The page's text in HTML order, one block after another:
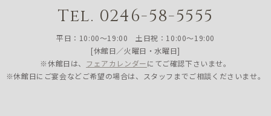
Tel. 0246-58-5555
平日：10:00〜19:00 土日祝：10:00〜19:00
[休館日／火曜日・水曜日]
※休館日は、 フェアカレンダーにてご確認下さいませ。
※休館日にご宴会などご希望の場合は、スタッフまでご相談くださいませ。